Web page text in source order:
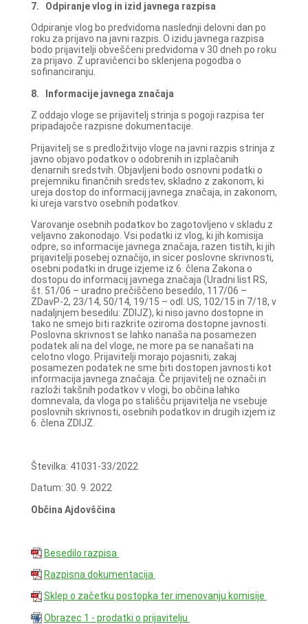
7. Odpiranje vlog in izid javnega razpisa
Odpiranje vlog bo predvidoma naslednji delovni dan po
roku za prijavo na javni razpis. O izidu javnega razpisa
bodo prijavitelji obveščeni predvidoma v 30 dneh po roku
za prijavo. Z upravičenci bo sklenjena pogodba o
sofinanciranju.
8.
Informacije javnega značaja
Z oddajo vloge se prijavitelj strinja s pogoji razpisa ter
pripadajoče razpisne dokumentacije.
Prijavitelj se s predložitvijo vloge na javni razpis strinja z
javno objavo podatkov o odobrenih in izplačanih
denarnih sredstvih. Objavljeni bodo osnovni podatki o
prejemniku finančnih sredstev, skladno z zakonom, ki
ureja dostop do informacij javnega značaja, in zakonom,
ki ureja varstvo osebnih podatkov.
Varovanje osebnih podatkov bo zagotovljeno v skladu z
veljavno zakonodajo. Vsi podatki iz vlog, ki jih komisija
odpre, so informacije javnega značaja, razen tistih, ki jih
prijavitelji posebej označijo, in sicer poslovne skrivnosti,
osebni podatki in druge izjeme iz 6. člena Zakona o
dostopu do informacij javnega značaja (Uradni list RS,
št. 51/06 – uradno prečiščeno besedilo, 117/06 –
ZDavP-2, 23/14, 50/14, 19/15 – odl. US, 102/15 in 7/18, v
nadaljnjem besedilu: ZDIJZ), ki niso javno dostopne in
tako ne smejo biti razkrite oziroma dostopne javnosti.
Poslovna skrivnost se lahko nanaša na posamezen
podatek ali na del vloge, ne more pa se nanašati na
celotno vlogo. Prijavitelji morajo pojasniti, zakaj
posamezen podatek ne sme biti dostopen javnosti kot
informacija javnega značaja. Če prijavitelj ne označi in
razloži takšnih podatkov v vlogi, bo občina lahko
domnevala, da vloga po stališču prijavitelja ne vsebuje
poslovnih skrivnosti, osebnih podatkov in drugih izjem iz
6. člena ZDIJZ.
Številka: 41031-33/2022
Datum: 30. 9. 2022
Občina Ajdovščina
Besedilo razpisa
Razpisna dokumentacija
Sklep o začetku postopka ter imenovanju komisije
Obrazec 1 - prodatki o prijavitelju